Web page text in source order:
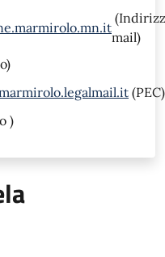
mail)
(PEC)
)